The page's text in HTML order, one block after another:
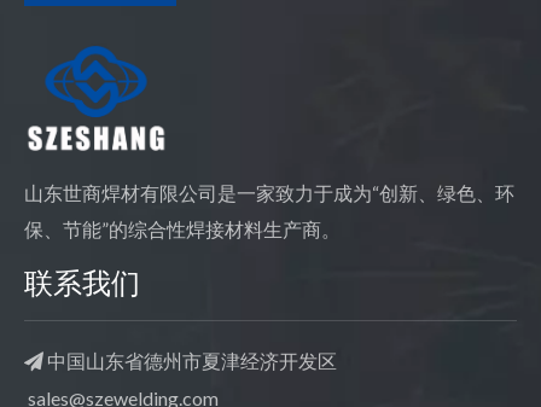
山东世商焊材有限公司是一家致力于成为“创新、绿色、环
保、节能”的综合性焊接材料生产商。
联系我们
 中国山东省德州市夏津经济开发区
sales@szewelding.com